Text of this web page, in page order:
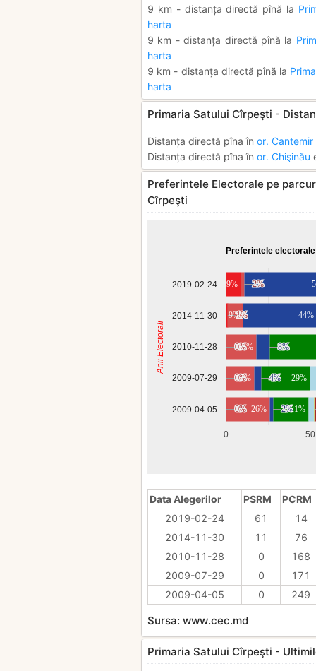
9 km - distanța directă pînă la
harta
9 km - distanța directă pînă la
harta
9 km - distanța directă pînă la
harta
Primaria Satului Cîrpeşti -
Distanța directă pîna în or. Cantemir
Distanța directă pîna în or. Chişinău
Preferintele Electorale pe
Cîrpeşti
Preferintele
0 50
2019-02-24
2014-11-30
2010-11-28
2009-07-29
2009-04-05
9%
1%
1%
0%
0%
0%
0%
0%
0%
2%
2%
9%
18%
17%
26%
44%
8%
8%
4%
4%
2%
2%
29%
21%
Anii Electorali
Data Alegerilor PSRM
PCRM
2019-02-24
61
14
2014-11-30
11
76
2010-11-28
0
168
2009-07-29
0
171
2009-04-05
0 249
Sursa: www.cec.md
Primaria Satului Cîrpeşti -